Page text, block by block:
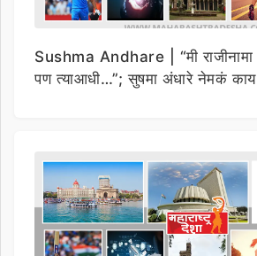
Sushma Andhare | “मी राजीनामा
पण त्याआधी…”; सुषमा अंधारे नेमकं काय